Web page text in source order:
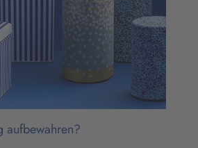
aufbewahren?